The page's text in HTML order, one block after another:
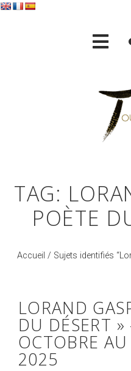
TAG:
POÈTE
Accueil / Sujets identifiés
LORAND
DU DÉSERT
OCTOBRE
2025